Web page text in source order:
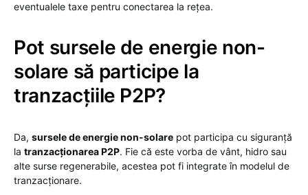
eventualele taxe pentru conectarea la rețea.
Pot sursele de energie non-
solare să participe la
tranzacțiile P2P?
Da, sursele de energie non-solare pot participa cu siguranță
la tranzacționarea P2P. Fie că este vorba de vânt, hidro sau
alte surse regenerabile, acestea pot fi integrate în modelul de
tranzacționare.